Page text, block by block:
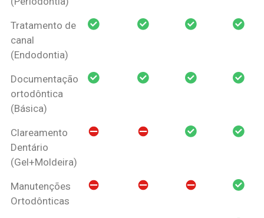
Tratamento de
canal
(Endodontia)
Documentação
ortodôntica
(Básica)
Clareamento
Dentário
(Gel+Moldeira)
Manutenções
Ortodônticas